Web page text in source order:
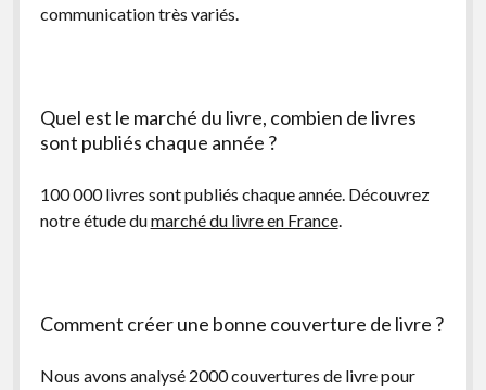
communication très variés.
Quel est le marché du livre, combien de livres
sont publiés chaque année ?
100 000 livres sont publiés chaque année. Découvrez
notre étude dumarché du livre en France.
Comment créer une bonne couverture de livre ?
Nous avons analysé 2000 couvertures de livre pour